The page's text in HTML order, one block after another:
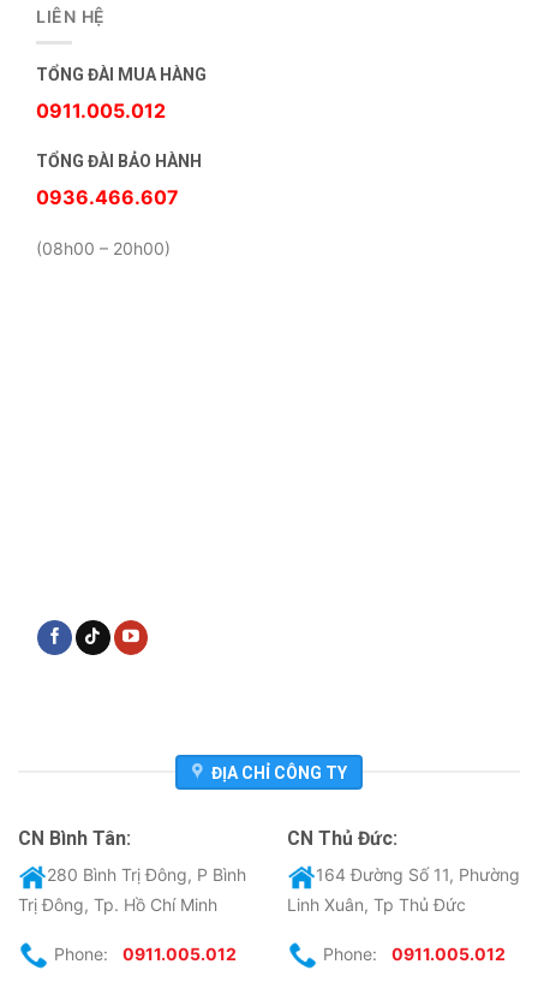
LIÊN HỆ
TỔNG ĐÀI MUA HÀNG
0911.005.012
TỔNG ĐÀI BẢO HÀNH
0936.466.607
(08h00 – 20h00)
ĐỊA CHỈ CÔNG TY
CN Bình Tân:
280 Bình Trị Đông, P Bình
Trị Đông, Tp. Hồ Chí Minh
Phone: 0911.005.012
CN Thủ Đức:
164 Đường Số 11, Phường
Linh Xuân, Tp Thủ Đức
Phone: 0911.005.012